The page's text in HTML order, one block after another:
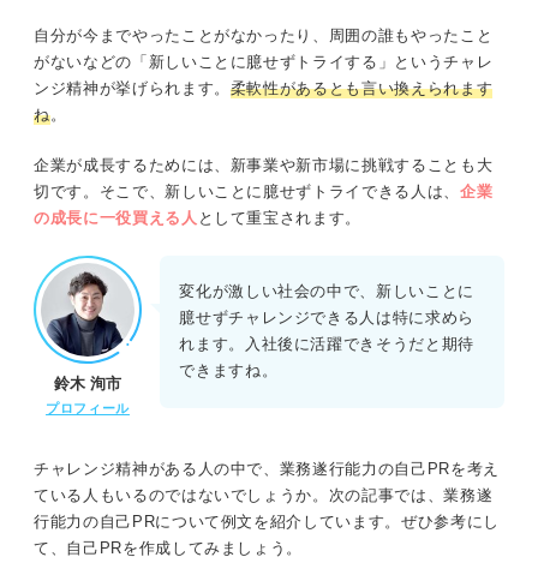
自分が今までやったことがなかったり、周囲の誰もやったこと
がないなどの「新しいことに臆せずトライする」というチャレ
ンジ精神が挙げられます。 柔軟性があるとも言い換えられます
ね。
企業が成長するためには、新事業や新市場に挑戦することも大
切です。そこで、新しいことに臆せずトライできる人は、 企業
の成長に一役買える人 として重宝されます。
鈴木 洵市
プロフィール
変化が激しい社会の中で、新しいことに
臆せずチャレンジできる人は特に求めら
れます。入社後に活躍できそうだと期待
できますね。
チャレンジ精神がある人の中で、業務遂行能力の自己PRを考え
ている人もいるのではないでしょうか。次の記事では、業務遂
行能力の自己PRについて例文を紹介しています。ぜひ参考にし
て、自己PRを作成してみましょう。